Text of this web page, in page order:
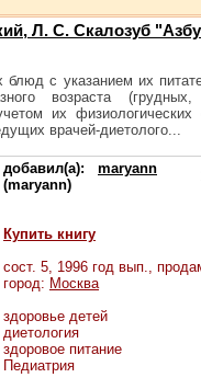
Л. С. Скалозуб
блюд с указанием их
возраста (грудных,
их физиологических
врачей-диетолого...
добавил(а): maryann
(maryann)
Купить книгу
сост. 5, 1996 год вып.,
город: Москва
здоровье детей
диетология
здоровое питание
Педиатрия